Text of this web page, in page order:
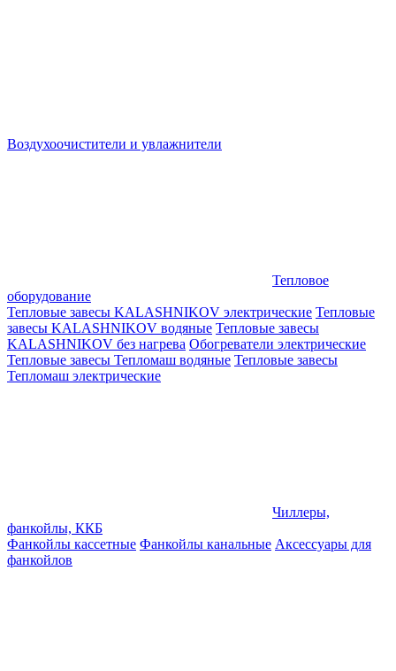
Воздухоочистители и увлажнители
Тепловое
оборудование
Тепловые завесы KALASHNIKOV электрические Тепловые
завесы KALASHNIKOV водяные Тепловые завесы
KALASHNIKOV без нагрева Обогреватели электрические
Тепловые завесы Тепломаш водяные Тепловые завесы
Тепломаш электрические
Чиллеры,
фанкойлы, ККБ
Фанкойлы кассетные Фанкойлы канальные Аксессуары для
фанкойлов